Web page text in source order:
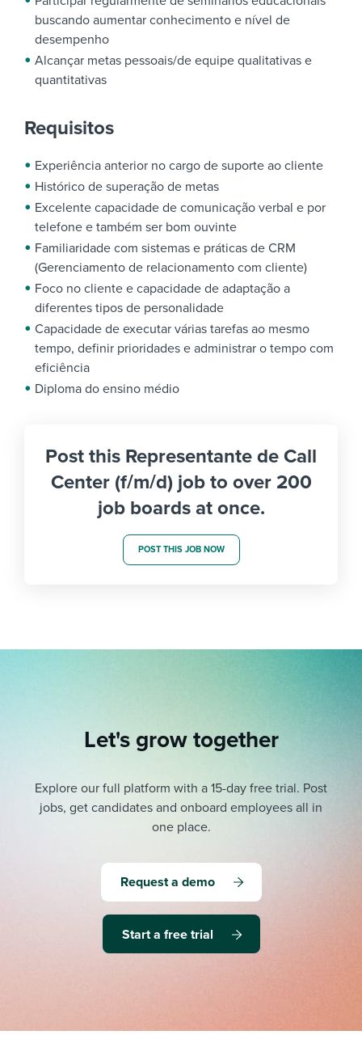
buscando aumentar conhecimento e nível de
desempenho
Alcançar metas pessoais/de equipe qualitativas e
quantitativas
Requisitos
Experiência anterior no cargo de suporte ao cliente
Histórico de superação de metas
Excelente capacidade de comunicação verbal e por
telefone e também ser bom ouvinte
Familiaridade com sistemas e práticas de CRM
(Gerenciamento de relacionamento com cliente)
Foco no cliente e capacidade de adaptação a
diferentes tipos de personalidade
Capacidade de executar várias tarefas ao mesmo
tempo, definir prioridades e administrar o tempo com
eficiência
Diploma do ensino médio
Post this Representante de Call
Center (f/m/d) job to over 200
job boards at once.
POST THIS JOB NOW
Let's grow together
Explore our full platform with a 15-day free trial. Post
jobs, get candidates and onboard employees all in
one place.
Request a demo
Start a free trial